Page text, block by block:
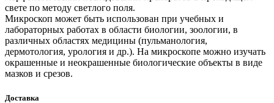
свете по методу светлого поля.
Микроскоп может быть использован при учебных и
лабораторных работах в области биологии, зоологии, в
различных областях медицины (пульманология,
дермотология, урология и др.). На микроскопе можно изучать
окрашенные и неокрашенные биологические объекты в виде
мазков и срезов.
Доставка